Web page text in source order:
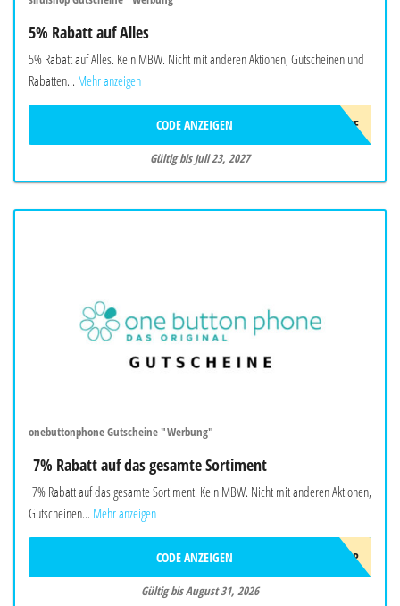
5% Rabatt auf Alles
5% Rabatt auf Alles. Kein MBW. Nicht mit anderen Aktionen, Gutscheinen und
Rabatten... Mehr anzeigen
AFF5OFF
CODE ANZEIGEN
Gültig bis Juli 23, 2027
onebuttonphone Gutscheine "Werbung"
7% Rabatt auf das gesamte Sortiment
7% Rabatt auf das gesamte Sortiment. Kein MBW. Nicht mit anderen Aktionen,
Gutscheinen... Mehr anzeigen
SOMMER2026OBP
CODE ANZEIGEN
Gültig bis August 31, 2026